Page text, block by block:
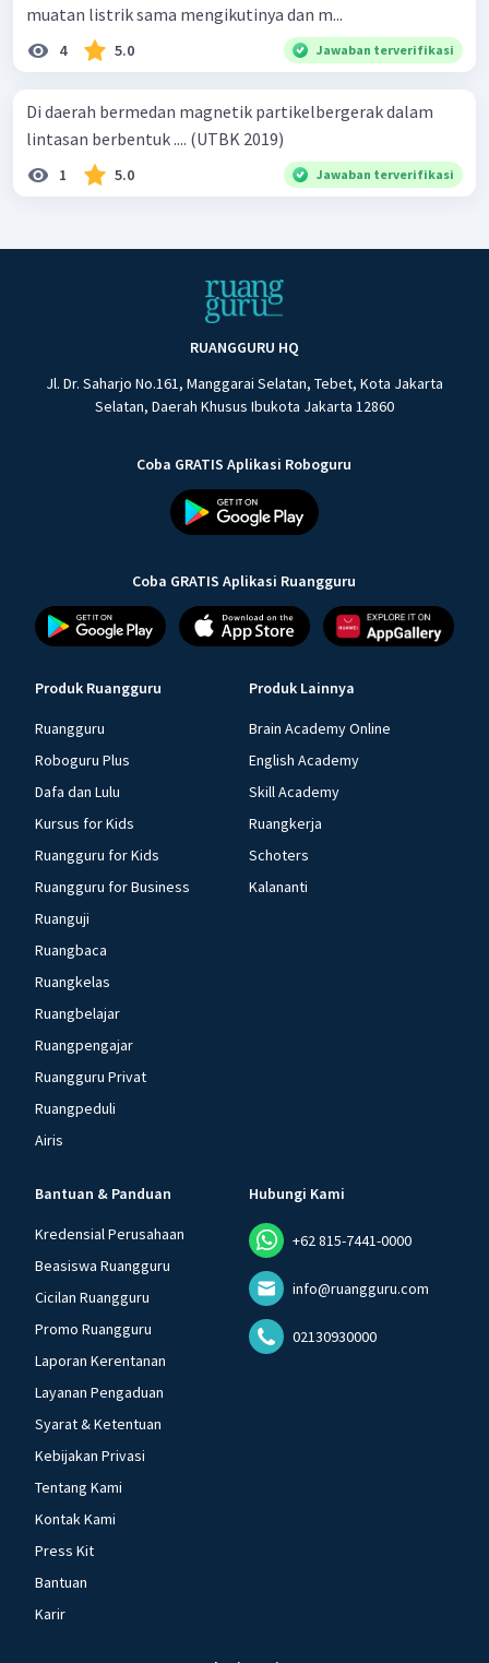
muatan listrik sama mengikutinya dan m...
4 5.0 Jawaban terverifikasi
Di daerah bermedan magnetik partikelbergerak dalam
lintasan berbentuk .... (UTBK 2019)
1 5.0 Jawaban terverifikasi
RUANGGURU HQ
Jl. Dr. Saharjo No.161, Manggarai Selatan, Tebet, Kota Jakarta
Selatan, Daerah Khusus Ibukota Jakarta 12860
Coba GRATIS Aplikasi Roboguru
Coba GRATIS Aplikasi Ruangguru
Produk Ruangguru
Ruangguru
Roboguru Plus
Dafa dan Lulu
Kursus for Kids
Ruangguru for Kids
Ruangguru for Business
Ruanguji
Ruangbaca
Ruangkelas
Ruangbelajar
Ruangpengajar
Ruangguru Privat
Ruangpeduli
Airis
Produk Lainnya
Brain Academy Online
English Academy
Skill Academy
Ruangkerja
Schoters
Kalananti
Bantuan & Panduan
Kredensial Perusahaan
Beasiswa Ruangguru
Cicilan Ruangguru
Promo Ruangguru
Laporan Kerentanan
Layanan Pengaduan
Syarat & Ketentuan
Kebijakan Privasi
Tentang Kami
Kontak Kami
Press Kit
Bantuan
Karir
Hubungi Kami
+62 815-7441-0000
info@ruangguru.com
02130930000